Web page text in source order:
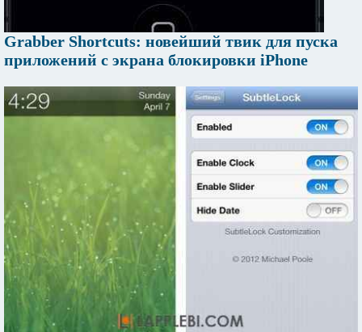
Grabber Shortcuts: новейший твик для пуска
приложений с экрана блокировки iPhone